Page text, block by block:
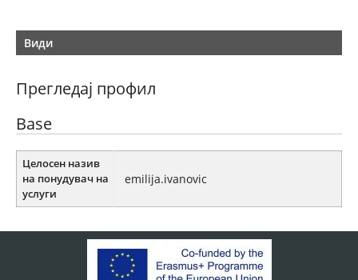
Види
Прегледај профил
Base
Целосен назив
на понудувач на
услуги
emilija.ivanovic